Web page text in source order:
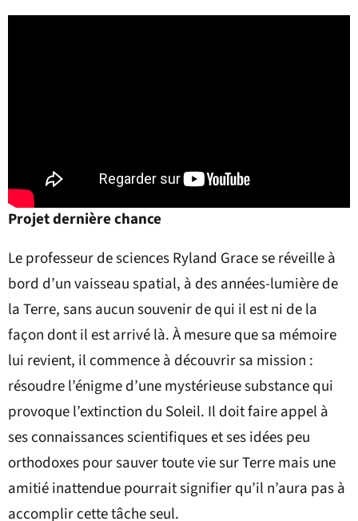
Projet dernière chance
Le professeur de sciences Ryland Grace se réveille à
bord d’un vaisseau spatial, à des années-lumière de
la Terre, sans aucun souvenir de qui il est ni de la
façon dont il est arrivé là. À mesure que sa mémoire
lui revient, il commence à découvrir sa mission :
résoudre l’énigme d’une mystérieuse substance qui
provoque l’extinction du Soleil. Il doit faire appel à
ses connaissances scientifiques et ses idées peu
orthodoxes pour sauver toute vie sur Terre mais une
amitié inattendue pourrait signifier qu’il n’aura pas à
accomplir cette tâche seul.